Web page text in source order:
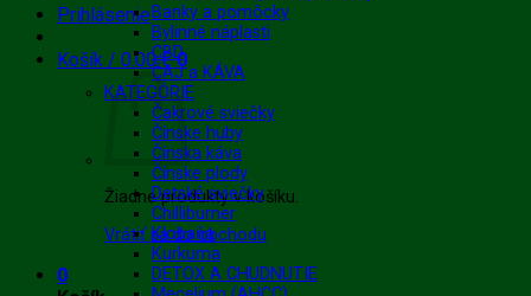
Prihlásenie
Košík / 0.00€ 0
Žiadne produkty v košíku.
Vrátiť sa do obchodu
0
Banky a pomôcky
Bylinné náplasti
CBD
ČAJ a KÁVA
KATEGÓRIE
Čakrové sviečky
Čínske huby
Čínska káva
Čínske plody
Detské sviečky
Chilliburner
Klobaňa
Kurkuma
DETOX A CHUDNUTIE